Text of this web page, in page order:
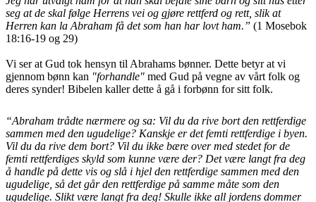
seg at de skal følge Herrens vei og gjøre rettferd og rett, slik at
Herren kan la Abraham få det som han har lovt ham.” (1 Mosebok
18:16-19 og 29)
Vi ser at Gud tok hensyn til Abrahams bønner. Dette betyr at vi
gjennom bønn kan "forhandle" med Gud på vegne av vårt folk og
deres synder! Bibelen kaller dette å gå i forbønn for sitt folk.
“Abraham trådte nærmere og sa: Vil du da rive bort den rettferdige
sammen med den ugudelige? Kanskje er det femti rettferdige i byen.
Vil du da rive dem bort? Vil du ikke bære over med stedet for de
femti rettferdiges skyld som kunne være der? Det være langt fra deg
å handle på dette vis og slå i hjel den rettferdige sammen med den
ugudelige, så det går den rettferdige på samme måte som den
ugudelige. Slikt være langt fra deg! Skulle ikke all jordens dommer